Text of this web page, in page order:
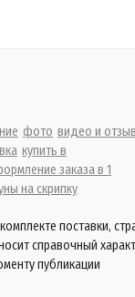
фото видео и
купить в
заказа в 1
на скрипку
поставки,
справочный
публикации